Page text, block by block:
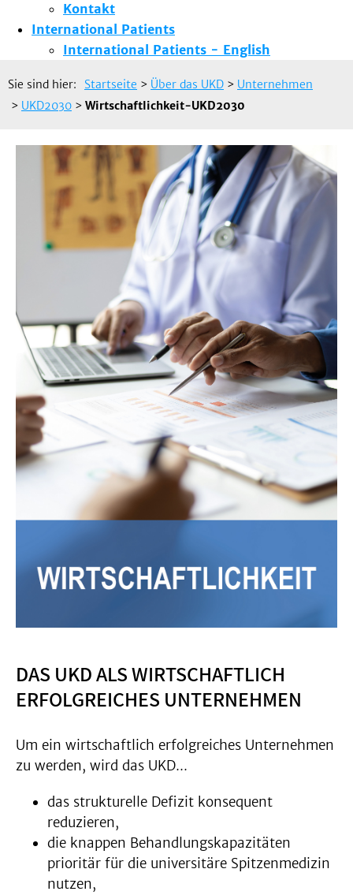
Kontakt
International Patients
International Patients - English
Sie sind hier: Startseite > Über das UKD > Unternehmen
> UKD2030 > Wirtschaftlichkeit-UKD2030
DAS UKD ALS WIRTSCHAFTLICH
ERFOLGREICHES UNTERNEHMEN
Um ein wirtschaftlich erfolgreiches Unternehmen
zu werden, wird das UKD...
das strukturelle Defizit konsequent
reduzieren,
die knappen Behandlungskapazitäten
prioritär für die universitäre Spitzenmedizin
nutzen,